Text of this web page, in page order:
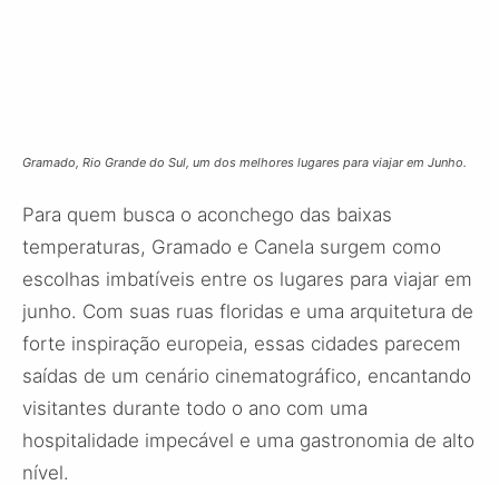
Gramado, Rio Grande do Sul, um dos melhores lugares para viajar em Junho.
Para quem busca o aconchego das baixas
temperaturas, Gramado e Canela surgem como
escolhas imbatíveis entre os lugares para viajar em
junho. Com suas ruas floridas e uma arquitetura de
forte inspiração europeia, essas cidades parecem
saídas de um cenário cinematográfico, encantando
visitantes durante todo o ano com uma
hospitalidade impecável e uma gastronomia de alto
nível.